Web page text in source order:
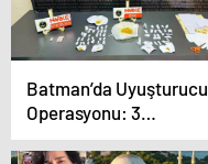
Batman’da Uyuşturucu
Operasyonu: 3
Tutuklama